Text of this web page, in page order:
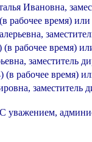
Ивановна,
рабочее время)
рабочее время)
заместитель
рабочее время)
заместитель
С уважением,